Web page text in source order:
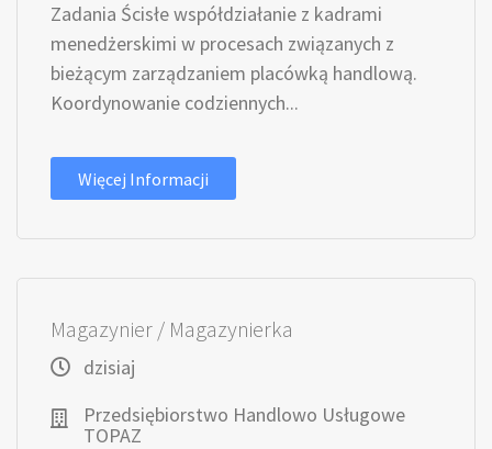
Zadania Ścisłe współdziałanie z kadrami
menedżerskimi w procesach związanych z
bieżącym zarządzaniem placówką handlową.
Koordynowanie codziennych...
Więcej Informacji
Magazynier / Magazynierka
dzisiaj
Przedsiębiorstwo Handlowo Usługowe
TOPAZ